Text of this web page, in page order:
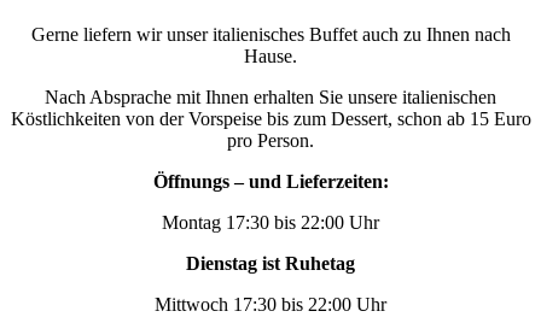
Gerne liefern wir unser italienisches Buffet auch zu Ihnen nach
Hause.
Nach Absprache mit Ihnen erhalten Sie unsere italienischen
Köstlichkeiten von der Vorspeise bis zum Dessert, schon ab 15 Euro
pro Person.
Öffnungs – und Lieferzeiten:
Montag 17:30 bis 22:00 Uhr
Dienstag ist Ruhetag
Mittwoch 17:30 bis 22:00 Uhr